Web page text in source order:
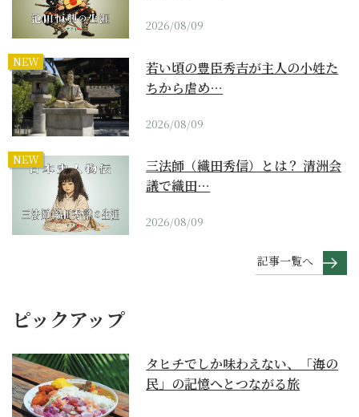
2026/08/09
NEW
若い頃の豊臣秀吉が主人の小姓た
ちから虐め…
2026/08/09
NEW
三法師（織田秀信）とは？ 清洲会
議で織田…
2026/08/09
記事一覧へ
ピックアップ
タヒチでしか味わえない、「海の
民」の記憶へとつながる旅